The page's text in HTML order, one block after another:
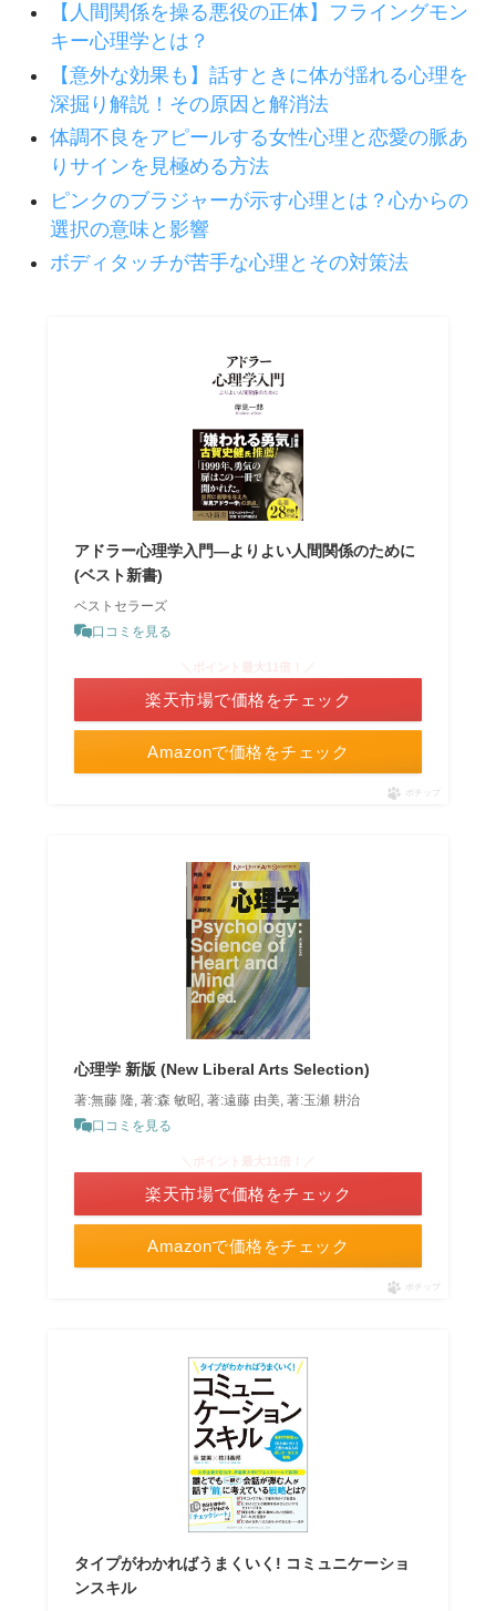
【人間関係を操る悪役の正体】フライングモン
キー心理学とは？
【意外な効果も】話すときに体が揺れる心理を
深掘り解説！その原因と解消法
体調不良をアピールする女性心理と恋愛の脈あ
りサインを見極める方法
ピンクのブラジャーが示す心理とは？心からの
選択の意味と影響
ボディタッチが苦手な心理とその対策法
アドラー心理学入門―よりよい人間関係のために
(ベスト新書)
ベストセラーズ
口コミを見る
Amazonで価格をチェック
楽天市場で価格をチェック
ポチップ
心理学 新版 (New Liberal Arts Selection)
著:無藤 隆, 著:森 敏昭, 著:遠藤 由美, 著:玉瀬 耕治
口コミを見る
Amazonで価格をチェック
楽天市場で価格をチェック
ポチップ
タイプがわかればうまくいく! コミュニケーショ
ンスキル